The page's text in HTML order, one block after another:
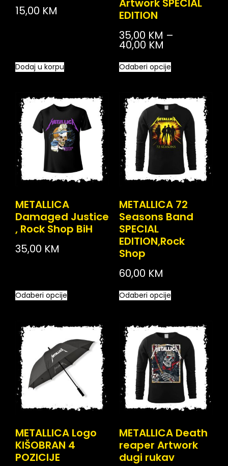
15,00 KM
Dodaj u korpu
Artwork SPECIAL
EDITION
35,00 KM –
40,00 KM
Odaberi opcije
METALLICA
Damaged Justice
, Rock Shop BiH
35,00 KM
Odaberi opcije
METALLICA 72
Seasons Band
SPECIAL
EDITION,Rock
Shop
60,00 KM
Odaberi opcije
METALLICA Logo
KIŠOBRAN 4
POZICIJE
METALLICA Death
reaper Artwork
dugi rukav